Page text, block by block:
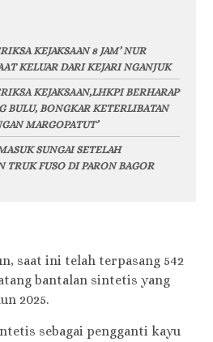
KEJAKSAAN 8 JAM’ NUR
KELUAR DARI KEJARI NGANJUK
KEJAKSAAN,LHKPI BERHARAP
BULU, BONGKAR KETERLIBATAN
MARGOPATUT’
SUNGAI SETELAH
TRUK FUSO DI PARON BAGOR
saat ini telah terpasang 542
bantalan sintetis yang
2025.
sebagai pengganti kayu